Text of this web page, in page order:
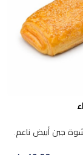
جبن أبيض ناعم.